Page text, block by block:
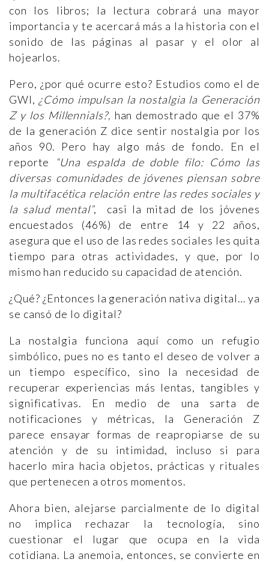
con los libros; la lectura cobrará una mayor
importancia y te acercará más a la historia con el
sonido de las páginas al pasar y el olor al
hojearlos.
Pero, ¿por qué ocurre esto? Estudios como el de
GWI, ¿Cómo impulsan la nostalgia la Generación
Z y los Millennials?, han demostrado que el 37%
de la generación Z dice sentir nostalgia por los
años 90. Pero hay algo más de fondo. En el
reporte
“Una espalda de doble filo: Cómo las
diversas comunidades de jóvenes piensan sobre
la multifacética relación entre las redes sociales y
la salud mental”, casi la mitad de los jóvenes
encuestados (46%) de entre 14 y 22 años,
asegura que el uso de las redes sociales les quita
tiempo para otras actividades, y que, por lo
mismo han reducido su capacidad de atención.
¿Qué? ¿Entonces la generación nativa digital… ya
se cansó de lo digital?
La nostalgia funciona aquí como un refugio
simbólico, pues no es tanto el deseo de volver a
un tiempo específico, sino la necesidad de
recuperar experiencias más lentas, tangibles y
significativas. En medio de una sarta de
notificaciones y métricas, la Generación Z
parece ensayar formas de reapropiarse de su
atención y de su intimidad, incluso si para
hacerlo mira hacia objetos, prácticas y rituales
que pertenecen a otros momentos.
Ahora bien, alejarse parcialmente de lo digital
no implica rechazar la tecnología, sino
cuestionar el lugar que ocupa en la vida
cotidiana. La anemoia, entonces, se convierte en